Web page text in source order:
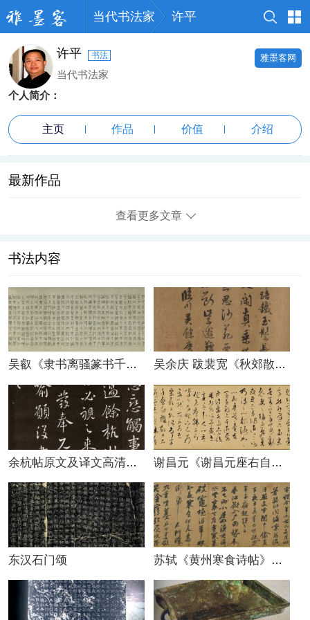
当代书法家 许平
许平 书法
当代书法家
个人简介：
主页 作品 价值 介绍
雅墨客网
最新作品
查看更多文章
书法内容
吴叡《隶书离骚篆书千字文》卷 吴余庆 跋裴宽《秋郊散牧图》
余杭帖原文及译文高清图片 谢昌元《谢昌元座右自警辞》原文 高清图片
东汉石门颂 苏轼《黄州寒食诗帖》译文诠释高清图片